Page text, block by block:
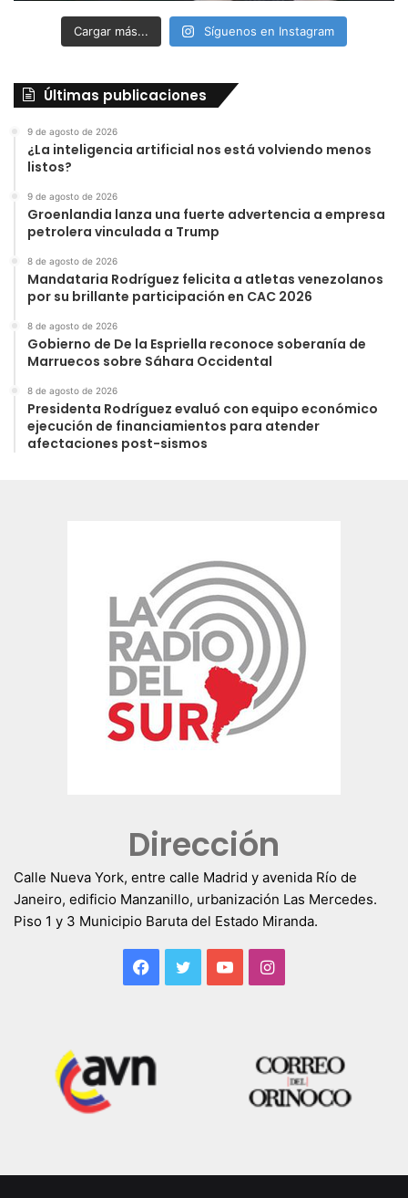
Cargar más... Síguenos en Instagram
Últimas publicaciones
9 de agosto de 2026
¿La inteligencia artificial nos está volviendo menos
listos?
9 de agosto de 2026
Groenlandia lanza una fuerte advertencia a empresa
petrolera vinculada a Trump
8 de agosto de 2026
Mandataria Rodríguez felicita a atletas venezolanos
por su brillante participación en CAC 2026
8 de agosto de 2026
Gobierno de De la Espriella reconoce soberanía de
Marruecos sobre Sáhara Occidental
8 de agosto de 2026
Presidenta Rodríguez evaluó con equipo económico
ejecución de financiamientos para atender
afectaciones post-sismos
Dirección
Calle Nueva York, entre calle Madrid y avenida Río de
Janeiro, edificio Manzanillo, urbanización Las Mercedes.
Piso 1 y 3 Municipio Baruta del Estado Miranda.
Facebook
TwitterYouTubeInstagram